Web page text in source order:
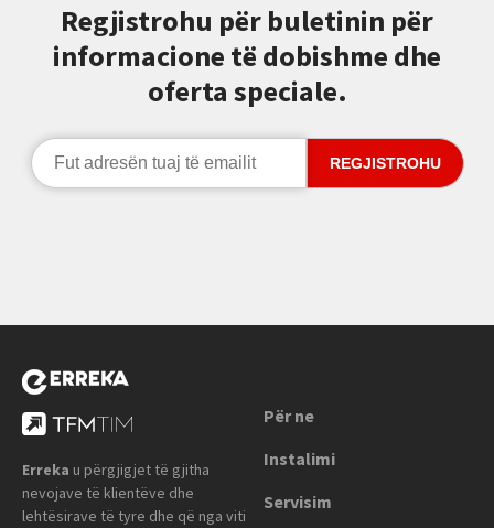
Regjistrohu për buletinin për
informacione të dobishme dhe
oferta speciale.
Erreka u përgjigjet të gjitha
nevojave të klientëve dhe
lehtësirave të tyre dhe që nga viti
Për ne
Instalimi
Servisim